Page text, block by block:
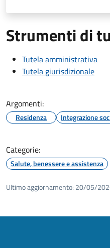
Strumenti di
Tutela amministrativa
Tutela giurisdizionale
Argomenti:
Residenza Integrazione
Categorie:
Salute, benessere e assistenza
Ultimo aggiornamento: 20/05/